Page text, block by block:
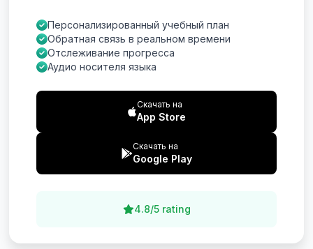
Персонализированный учебный план
Обратная связь в реальном времени
Отслеживание прогресса
Аудио носителя языка
Скачать на
App Store
Скачать на
Google Play
4.8/5 rating